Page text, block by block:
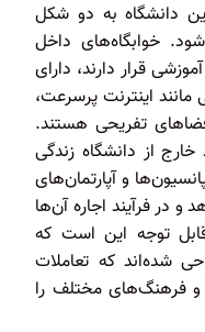
دانشگاه به دو شکل
خوابگاه‌های داخل
قرار دارند، دارای
مانند اینترنت پرسرعت،
تفریحی هستند.
از دانشگاه زندگی
و آپارتمان‌های
و در فرآیند اجاره آن‌ها
توجه این است که
شده‌اند که تعاملات
و فرهنگ‌های مختلف را